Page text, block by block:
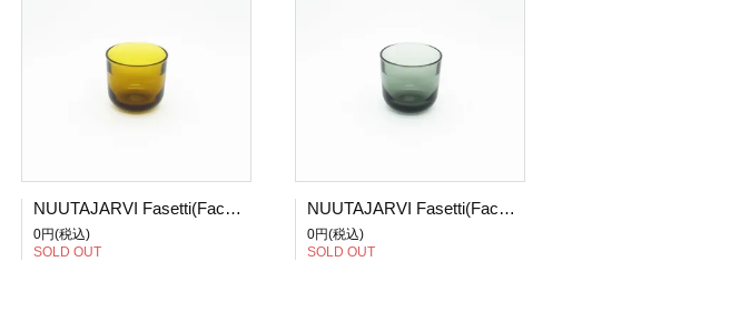
NUUTAJARVI Fasetti(Facet)/ファセッティ ショットグラス アンバー (1)
0円(税込)
SOLD OUT
NUUTAJARVI Fasetti(Facet)/ファセッティ ショットグラス グレー
0円(税込)
SOLD OUT